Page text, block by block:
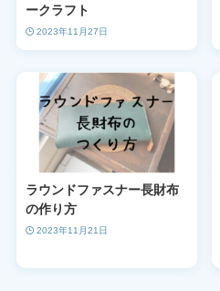
ークラフト
2023年11月27日
ラウンドファスナー長財布
の作り方
2023年11月21日